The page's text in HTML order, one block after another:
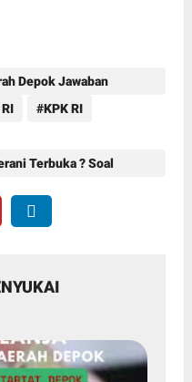
Depok Jawaban
KPK RI
Terbuka ? Soal